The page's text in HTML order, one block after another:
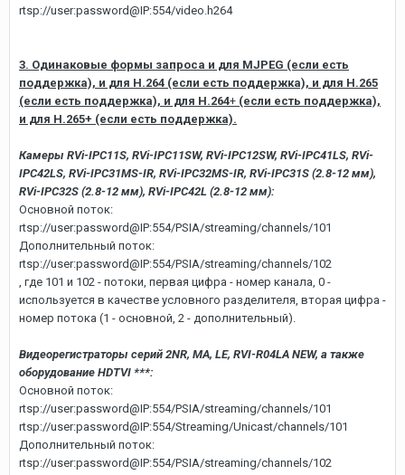
rtsp://user:password@IP:554/video.h264
3. Одинаковые формы запроса и для MJPEG (если есть
поддержка), и для H.264 (если есть поддержка), и для H.265
(если есть поддержка), и для H.264+ (если есть поддержка),
и для H.265+ (если есть поддержка).
Камеры RVi-IPC11S, RVi-IPC11SW, RVi-IPC12SW, RVi-IPC41LS, RVi-
IPC42LS, RVi-IPC31MS-IR, RVi-IPC32MS-IR, RVi-IPC31S (2.8-12 мм),
RVi-IPC32S (2.8-12 мм), RVi-IPC42L (2.8-12 мм):
Основной поток:
rtsp://user:password@IP:554/PSIA/streaming/channels/101
Дополнительный поток:
rtsp://user:password@IP:554/PSIA/streaming/channels/102
, где 101 и 102 - потоки, первая цифра - номер канала, 0 -
используется в качестве условного разделителя, вторая цифра -
номер потока (1 - основной, 2 - дополнительный).
Видеорегистраторы серий 2NR, MA, LE, RVI-R04LA NEW, а также
оборудование HDTVI ***:
Основной поток:
rtsp://user:password@IP:554/PSIA/streaming/channels/101
rtsp://user:password@IP:554/Streaming/Unicast/channels/101
Дополнительный поток:
rtsp://user:password@IP:554/PSIA/streaming/channels/102